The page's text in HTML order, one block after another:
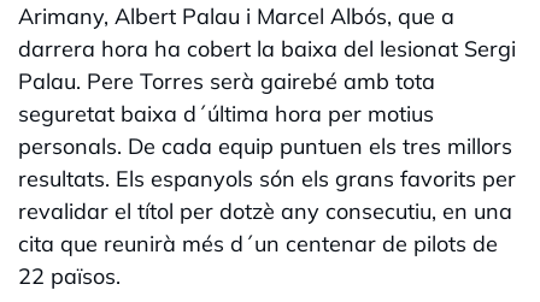
Arimany, Albert Palau i Marcel Albós, que a
darrera hora ha cobert la baixa del lesionat Sergi
Palau. Pere Torres serà gairebé amb tota
seguretat baixa d´última hora per motius
personals. De cada equip puntuen els tres millors
resultats. Els espanyols són els grans favorits per
revalidar el títol per dotzè any consecutiu, en una
cita que reunirà més d´un centenar de pilots de
22 països.